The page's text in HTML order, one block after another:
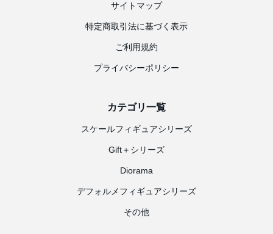
サイトマップ
特定商取引法に基づく表示
ご利用規約
プライバシーポリシー
カテゴリ一覧
スケールフィギュアシリーズ
Gift＋シリーズ
Diorama
デフォルメフィギュアシリーズ
その他